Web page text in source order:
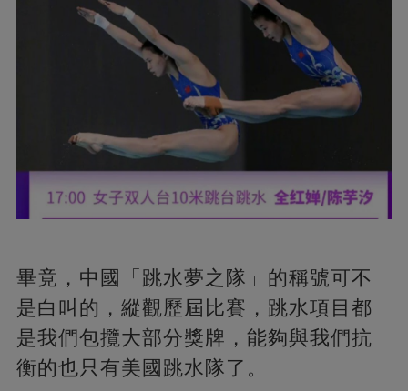
畢竟，中國「跳水夢之隊」的稱號可不
是白叫的，縱觀歷屆比賽，跳水項目都
是我們包攬大部分獎牌，能夠與我們抗
衡的也只有美國跳水隊了。